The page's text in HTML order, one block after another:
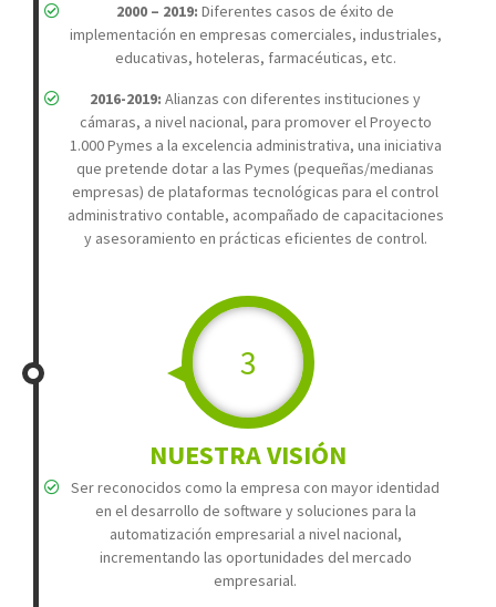
2000 – 2019: Diferentes casos de éxito de
implementación en empresas comerciales, industriales,
educativas, hoteleras, farmacéuticas, etc.
2016-2019: Alianzas con diferentes instituciones y
cámaras, a nivel nacional, para promover el Proyecto
1.000 Pymes a la excelencia administrativa, una iniciativa
que pretende dotar a las Pymes (pequeñas/medianas
empresas) de plataformas tecnológicas para el control
administrativo contable, acompañado de capacitaciones
y asesoramiento en prácticas eficientes de control.
3
NUESTRA VISIÓN
Ser reconocidos como la empresa con mayor identidad
en el desarrollo de software y soluciones para la
automatización empresarial a nivel nacional,
incrementando las oportunidades del mercado
empresarial.